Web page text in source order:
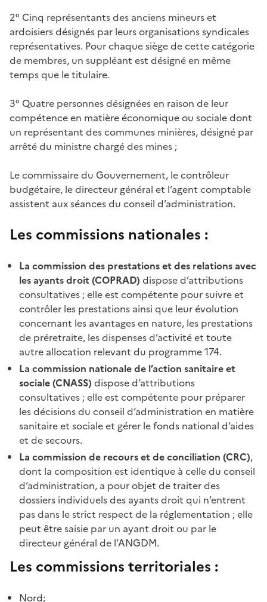
2° Cinq représentants des anciens mineurs et
ardoisiers désignés par leurs organisations syndicales
représentatives. Pour chaque siège de cette catégorie
de membres, un suppléant est désigné en même
temps que le titulaire.
3° Quatre personnes désignées en raison de leur
compétence en matière économique ou sociale dont
un représentant des communes minières, désigné par
arrêté du ministre chargé des mines ;
Le commissaire du Gouvernement, le contrôleur
budgétaire, le directeur général et l’agent comptable
assistent aux séances du conseil d’administration.
Les commissions nationales :
La commission des prestations et des relations avec
les ayants droit (COPRAD) dispose d’attributions
consultatives ; elle est compétente pour suivre et
contrôler les prestations ainsi que leur évolution
concernant les avantages en nature, les prestations
de préretraite, les dispenses d’activité et toute
autre allocation relevant du programme 174.
La commission nationale de l’action sanitaire et
sociale (CNASS) dispose d’attributions
consultatives ; elle est compétente pour préparer
les décisions du conseil d’administration en matière
sanitaire et sociale et gérer le fonds national d’aides
et de secours.
La commission de recours et de conciliation (CRC),
dont la composition est identique à celle du conseil
d’administration, a pour objet de traiter des
dossiers individuels des ayants droit qui n’entrent
pas dans le strict respect de la réglementation ; elle
peut être saisie par un ayant droit ou par le
directeur général de l’ANGDM.
Les commissions territoriales :
Nord;